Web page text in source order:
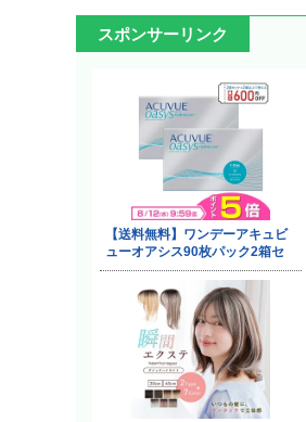
スポンサーリンク